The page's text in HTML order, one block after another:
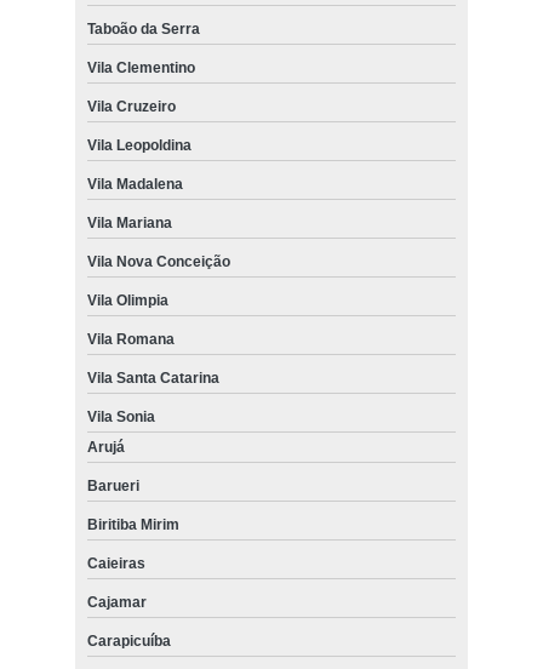
Taboão da Serra
Vila Clementino
Vila Cruzeiro
Vila Leopoldina
Vila Madalena
Vila Mariana
Vila Nova Conceição
Vila Olimpia
Vila Romana
Vila Santa Catarina
Vila Sonia
Arujá
Barueri
Biritiba Mirim
Caieiras
Cajamar
Carapicuíba